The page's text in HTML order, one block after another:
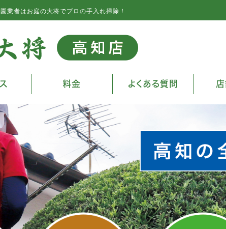
業者はお庭の大将でプロの手入れ掃除！
料金 よくある質問